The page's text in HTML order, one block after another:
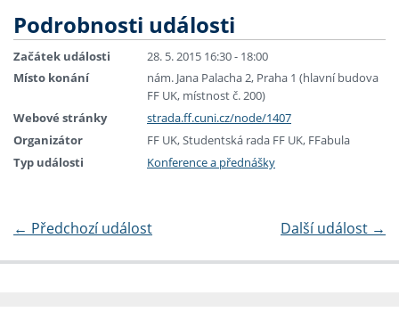
Podrobnosti události
Začátek události
28. 5. 2015 16:30 - 18:00
Místo konání
nám. Jana Palacha 2, Praha 1 (hlavní budova
FF UK, místnost č. 200)
Webové stránky
strada.ff.cuni.cz/node/1407
Organizátor
FF UK, Studentská rada FF UK, FFabula
Typ události
Konference a přednášky
← Předchozí událost Další událost →